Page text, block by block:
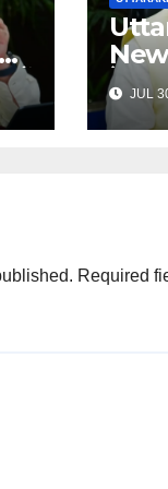
में
शून्य
JUL
Required